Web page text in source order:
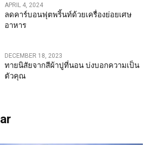
APRIL 4, 2024
ลดคาร์บอนฟุตพริ้นท์ด้วยเครื่องย่อยเศษ
อาหาร
DECEMBER 18, 2023
ทายนิสัยจากสีผ้าปูที่นอน บ่งบอกความเป็น
ตัวคุณ